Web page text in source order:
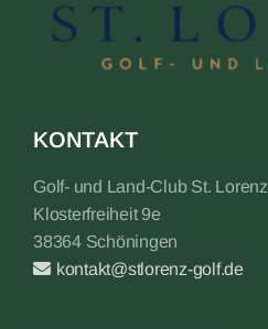
KONTAKT
Golf- und Land-Club St. Lorenz
Klosterfreiheit 9e
38364 Schöningen
kontakt@stlorenz-golf.de